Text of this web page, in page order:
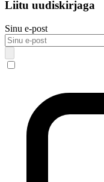
Liitu uudiskirjaga
Sinu e-post